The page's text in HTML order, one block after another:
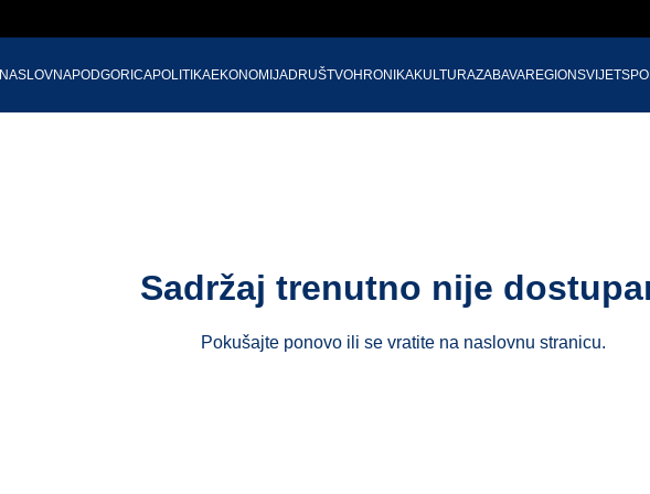
NASLOVNAPODGORICAPOLITIKAEKONOMIJADRUŠTVOHRONIKAKULTURAZABAVAREGIONSVIJET
Sadržaj trenutno nije
Pokušajte ponovo ili se vratite na naslovnu stranicu.